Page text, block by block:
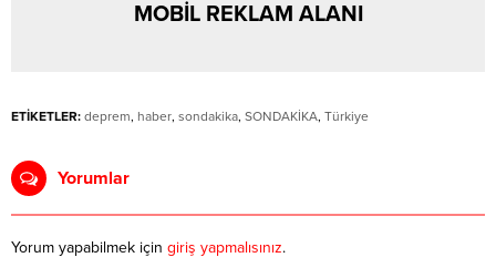
MOBİL REKLAM ALANI
ETİKETLER: deprem, haber, sondakika, SONDAKİKA, Türkiye
Yorumlar
Yorum yapabilmek için giriş yapmalısınız.